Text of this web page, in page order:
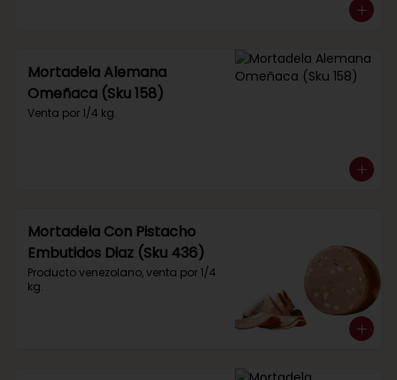
Mortadela Alemana
Omeñaca (Sku 158)
Venta por 1/4 kg.
Mortadela Con Pistacho
Embutidos Diaz (Sku 436)
Producto venezolano, venta por 1/4
kg.